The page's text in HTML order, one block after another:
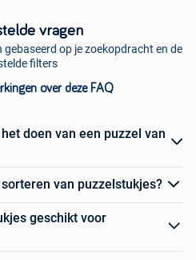
vragen
op je zoekopdracht en de
filters
over deze FAQ
doen van een puzzel van
van puzzelstukjes?
geschikt voor